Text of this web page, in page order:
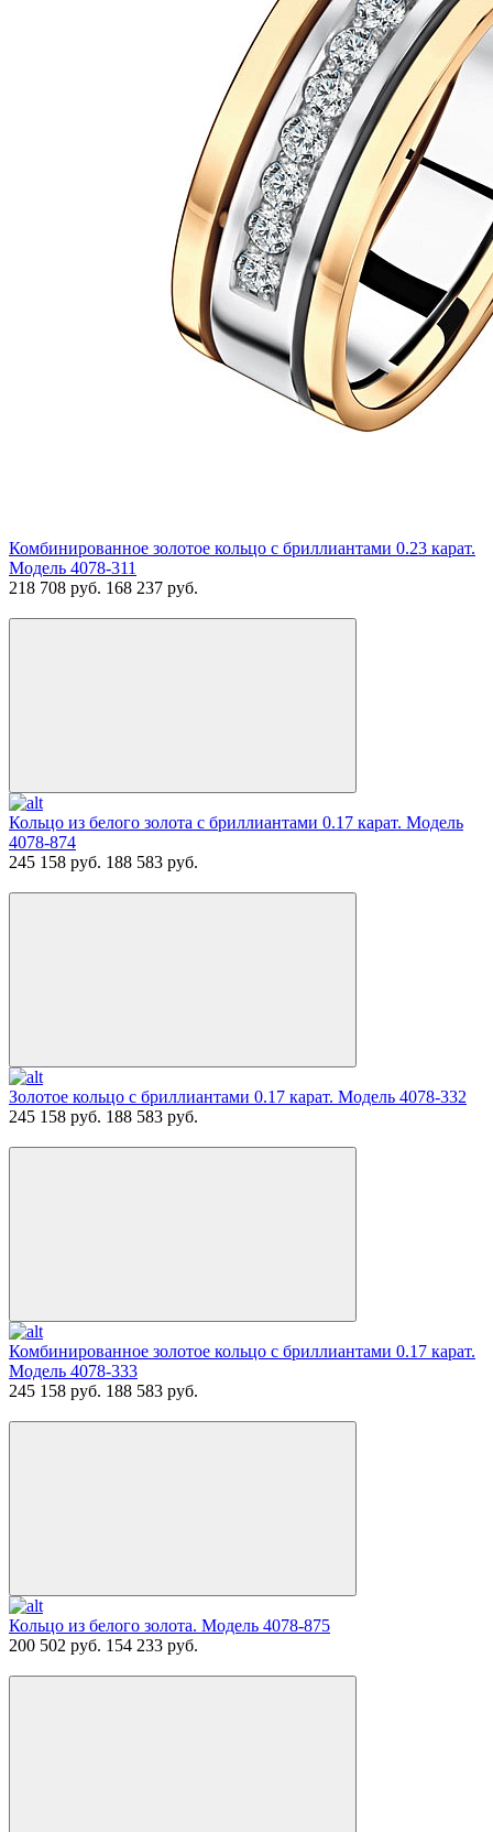
Комбинированное золотое кольцо с бриллиантами 0.23 карат.
Модель 4078-311
218 708 руб. 168 237 руб.
Кольцо из белого золота с бриллиантами 0.17 карат. Модель
4078-874
245 158 руб. 188 583 руб.
Золотое кольцо с бриллиантами 0.17 карат. Модель 4078-332
245 158 руб. 188 583 руб.
Комбинированное золотое кольцо с бриллиантами 0.17 карат.
Модель 4078-333
245 158 руб. 188 583 руб.
Кольцо из белого золота. Модель 4078-875
200 502 руб. 154 233 руб.